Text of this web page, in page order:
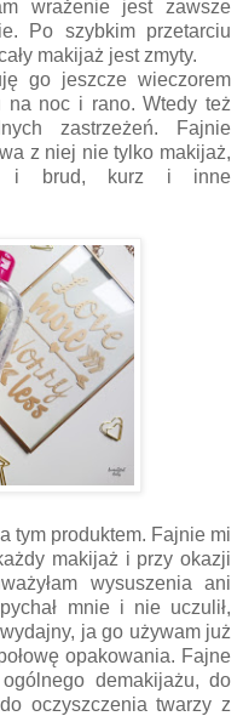
wrażenie jest zawsze
Po szybkim przetarciu
makijaż jest zmyty.
go jeszcze wieczorem
na noc i rano. Wtedy też
zastrzeżeń. Fajnie
z niej nie tylko makijaż,
i brud, kurz i inne
tym produktem. Fajnie mi
makijaż i przy okazji
wysuszenia ani
mnie i nie uczulił,
ja go używam już
opakowania. Fajne
demakijażu, do
oczyszczenia twarzy z